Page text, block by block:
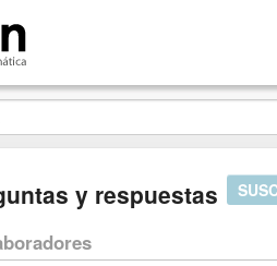
y respuestas